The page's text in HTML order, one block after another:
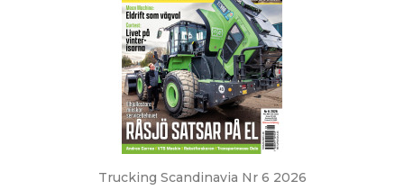
Trucking Scandinavia Nr 6 2026